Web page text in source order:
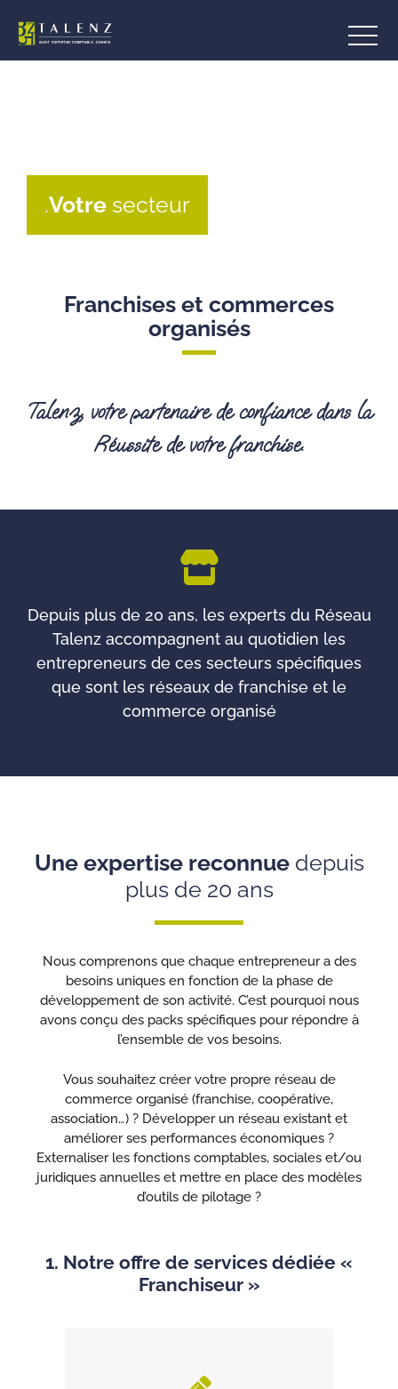
contenu
.Votre secteur
Franchises et commerces
organisés
Talenz, votre partenaire de confiance dans la
Réussite de votre franchise.
Depuis plus de 20 ans, les experts du Réseau
Talenz accompagnent au quotidien les
entrepreneurs de ces secteurs spécifiques
que sont les réseaux de franchise et le
commerce organisé
Une expertise reconnuedepuis
plus de 20 ans
Nous comprenons que chaque entrepreneur a des
besoins uniques en fonction de la phase de
développement de son activité. C’est pourquoi nous
avons conçu des packs spécifiques pour répondre à
l’ensemble de vos besoins.
Vous souhaitez créer votre propre réseau de
commerce organisé (franchise, coopérative,
association…) ? Développer un réseau existant et
améliorer ses performances économiques ?
Externaliser les fonctions comptables, sociales et/ou
juridiques annuelles et mettre en place des modèles
d’outils de pilotage ?
1. Notre offre de services dédiée «
Franchiseur »